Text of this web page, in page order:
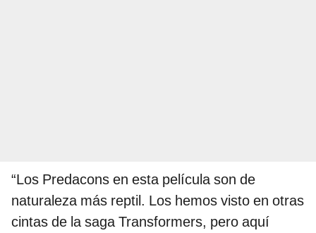
“Los Predacons en esta película son de
naturaleza más reptil. Los hemos visto en otras
cintas de la saga Transformers, pero aquí